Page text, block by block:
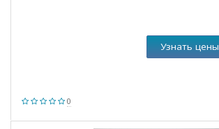
0
Узнать цены